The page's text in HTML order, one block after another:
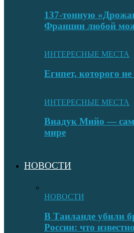
137-тонную
Франции любой
ИНТЕРЕСНЫЕ МЕСТА
Египет, которого
ИНТЕРЕСНЫЕ МЕСТА
Виадук Мийо —
мире
НОВОСТИ
НОВОСТИ
В Таиланде убили
России: что известно